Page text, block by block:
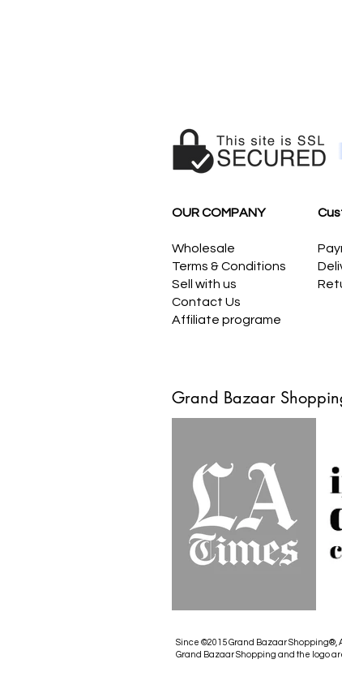
OUR COMPANY
Wholesale
Terms & Conditions
Sell with us
Contact Us
Affiliate programe
Grand Bazaar
Since ©2015 Grand Bazaar Shopping®,
Grand Bazaar Shopping and the logo